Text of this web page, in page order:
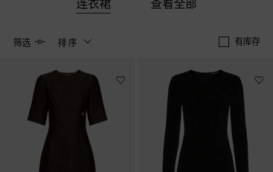
连衣裙 查看全部
筛选 排序 有库存